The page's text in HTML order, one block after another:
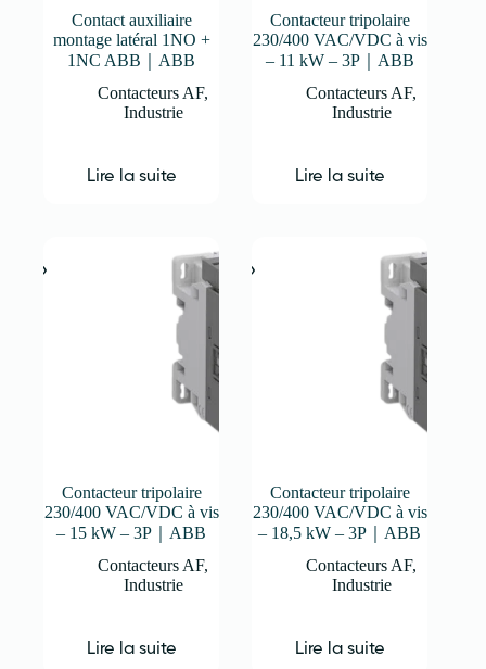
Contact auxiliaire
montage latéral 1NO +
1NC ABB｜ABB
Contacteurs AF,
Industrie
Lire la suite
Contacteur tripolaire
230/400 VAC/VDC à vis
– 11 kW – 3P｜ABB
Contacteurs AF,
Industrie
Lire la suite
Contacteur tripolaire
230/400 VAC/VDC à vis
– 15 kW – 3P｜ABB
Contacteurs AF,
Industrie
Lire la suite
Contacteur tripolaire
230/400 VAC/VDC à vis
– 18,5 kW – 3P｜ABB
Contacteurs AF,
Industrie
Lire la suite